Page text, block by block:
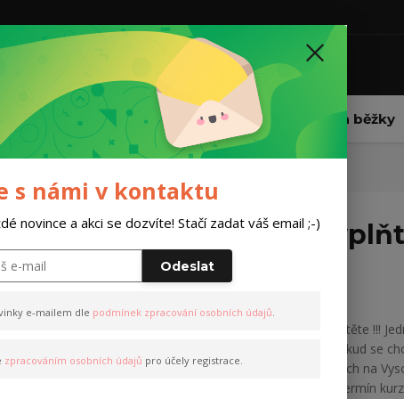
Hledat
poukaz HOBBY TEAM Oblečení Bezva běžky
vyplňte termín kurzu)
poznámky
!!! Pozorně čtěte !!!
Vysočina Pokud se
kurzu na lyžích na
poznámky termín
s námi v kontaktu
novince a akci se dozvíte! Stačí zadat váš email ;-)
Odeslat
e-mailem dle podmínek zpracování osobních údajů.
zpracováním osobních údajů pro účely registrace.